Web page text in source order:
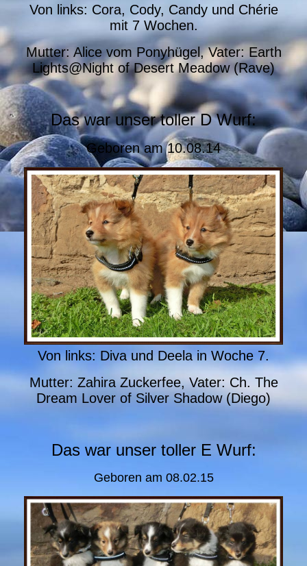
Von links: Cora, Cody, Candy und Chérie
mit 7 Wochen.
Mutter: Alice vom Ponyhügel, Vater: Earth
Lights@Night of Desert Meadow (Rave)
Das war unser toller D Wurf:
Geborenam 10.08.14
Von links: Diva und Deela in Woche 7.
Mutter: Zahira Zuckerfee, Vater: Ch. The
Dream Lover of Silver Shadow (Diego)
Das war unser toller E Wurf:
Geboren am 08.02.15